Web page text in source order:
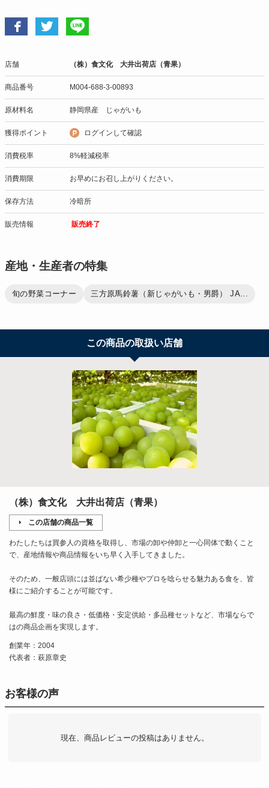
店舗 （株）食文化 大井出荷店（青果）
商品番号 M004-688-3-00893
原材料名 静岡県産 じゃがいも
獲得ポイント ログインして確認
消費税率 8%軽減税率
消費期限 お早めにお召し上がりください。
保存方法 冷暗所
販売情報 販売終了
産地・生産者の特集
旬の野菜コーナー 三方原馬鈴薯（新じゃがいも・男爵） JA...
この商品の取扱い店舗
（株）食文化 大井出荷店（青果）
この店舗の商品一覧
わたしたちは買参人の資格を取得し、市場の卸や仲卸と一心同体で動くこと
で、産地情報や商品情報をいち早く入手してきました。
そのため、一般店頭には並ばない希少種やプロを唸らせる魅力ある食を、皆
様にご紹介することが可能です。
最高の鮮度・味の良さ・低価格・安定供給・多品種セットなど、市場ならで
はの商品企画を実現します。
創業年：2004
代表者：萩原章史
お客様の声
現在、商品レビューの投稿はありません。